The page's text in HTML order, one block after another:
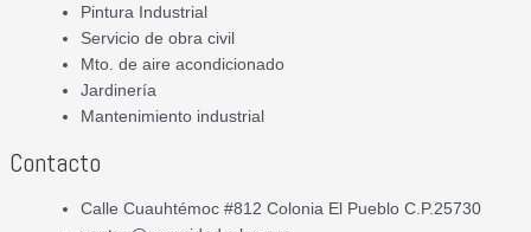
Pintura Industrial
Servicio de obra civil
Mto. de aire acondicionado
Jardinería
Mantenimiento industrial
Contacto
Calle Cuauhtémoc #812 Colonia El Pueblo C.P.25730